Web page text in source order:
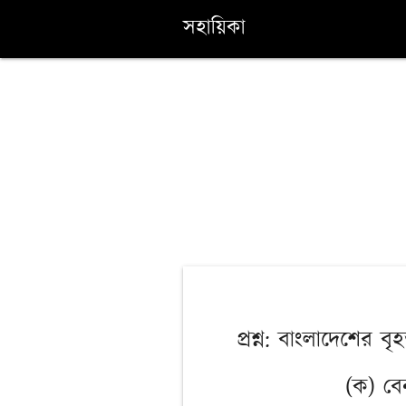
সহায়িকা
প্রশ্ন: বাংলাদেশের
(ক)